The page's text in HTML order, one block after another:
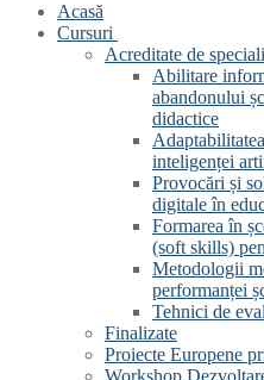
Acasă
Cursuri
Acreditate de
Abilitare
abandonului
didactice
inteligenței
Provocări și
digitale în
Formarea în
(soft skills)
Metodologii
performanței
Tehnici de
Finalizate
Proiecte Europene
Workshop